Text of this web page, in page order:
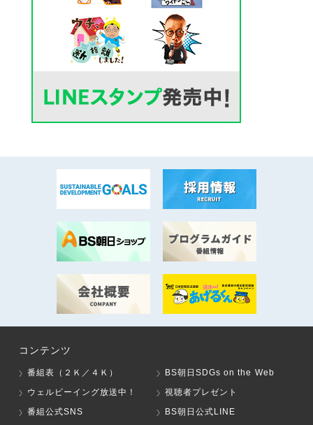
コンテンツ
番組表（２Ｋ／４Ｋ）
BS朝日SDGs on the Web
ウェルビーイング放送中！
視聴者プレゼント
番組公式SNS
BS朝日公式LINE